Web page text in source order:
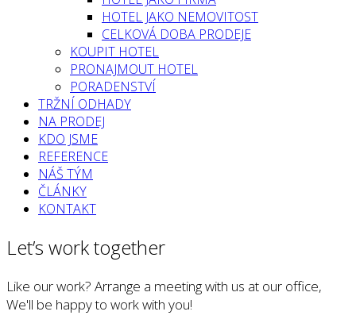
HOTEL JAKO NEMOVITOST
CELKOVÁ DOBA PRODEJE
KOUPIT HOTEL
PRONAJMOUT HOTEL
PORADENSTVÍ
TRŽNÍ ODHADY
NA PRODEJ
KDO JSME
REFERENCE
NÁŠ TÝM
ČLÁNKY
KONTAKT
Let’s work together
Like our work? Arrange a meeting with us at our office,
We'll be happy to work with you!